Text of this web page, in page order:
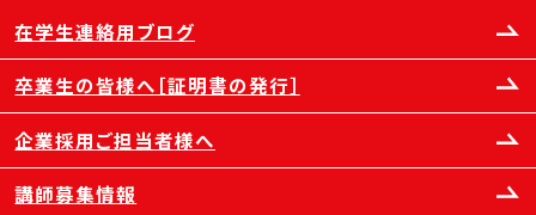
在学生連絡用ブログ
卒業生の皆様へ［証明書の発行］
企業採用ご担当者様へ
講師募集情報